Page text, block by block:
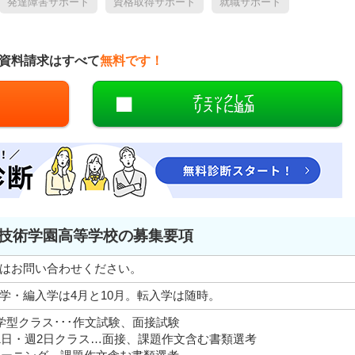
料請求はすべて無料です！
チェックして
リストに追加
術学園高等学校の募集要項
お問い合わせください。
・編入学は4月と10月。転入学は随時。
型クラス･･･作文試験、面接試験
・週2日クラス…面接、課題作文含む書類選考